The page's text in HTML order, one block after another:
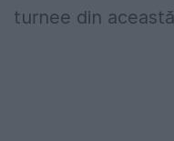
turnee din